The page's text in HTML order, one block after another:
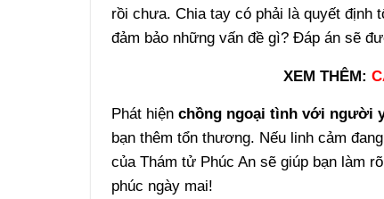
rồi chưa. Chia tay có phải là quyết định
đảm bảo những vấn đề gì? Đáp án sẽ
XEM THÊM:
Phát hiệnchồng ngoại tình với người
bạn thêm tổn thương. Nếu linh cảm
của Thám tử Phúc An sẽ giúp bạn làm
phúc ngày mai!